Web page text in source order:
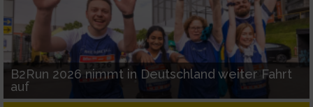
B2Run 2026 nimmt in Deutschland weiter Fahrt
auf